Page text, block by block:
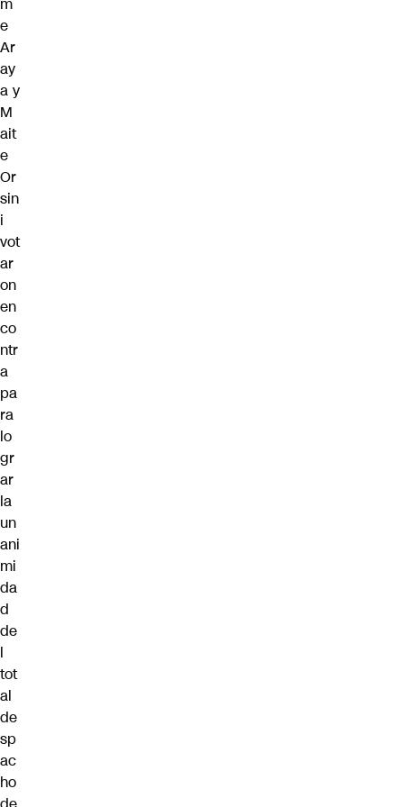
e
Ar
ay
a y
M
ait
e
Or
sin
i
vot
ar
on
en
co
ntr
a
pa
ra
lo
gr
ar
la
un
ani
mi
da
d
de
l
tot
al
de
sp
ac
ho